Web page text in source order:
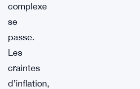
complexe
se
passe.
Les
craintes
d’inflation,